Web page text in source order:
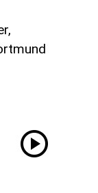
play_circle